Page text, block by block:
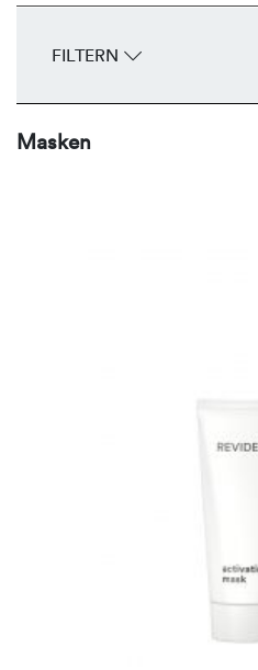
Feuchtigkeit, glätten die
regulieren die Sebum-
FILTERN
Masken